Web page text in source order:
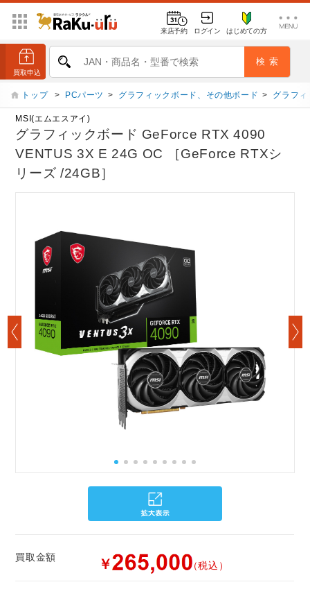
来店予約 ログイン はじめての方
トップ > PCパーツ > グラフィックボード、その他ボード > グラフ
MSI(エムエスアイ)
グラフィックボード GeForce RTX 4090
VENTUS 3X E 24G OC ［GeForce RTXシ
リーズ /24GB］
買取金額 ￥ （税込）